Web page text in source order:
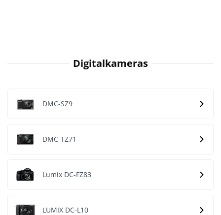
Digitalkameras
DMC-SZ9
DMC-TZ71
Lumix DC-FZ83
LUMIX DC-L10